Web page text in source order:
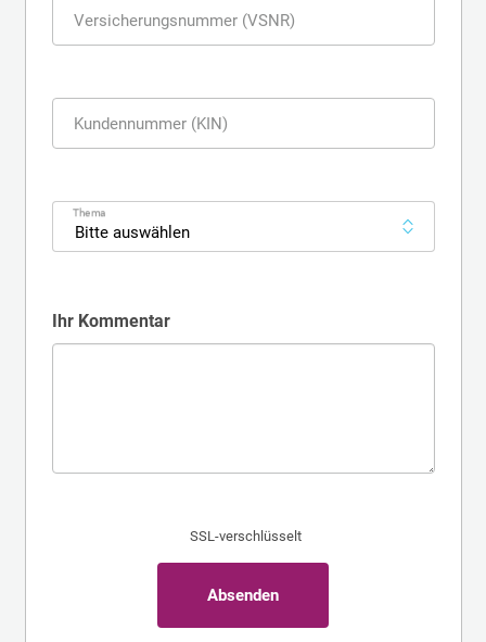
Versicherungsnummer (VSNR)
Kundennummer (KIN)
Bitte auswählen
Thema
Ihr Kommentar
SSL-verschlüsselt
Absenden